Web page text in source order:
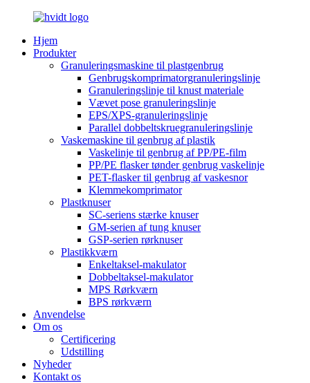
Hjem
Produkter
Granuleringsmaskine til plastgenbrug
Genbrugskomprimatorgranuleringslinje
Granuleringslinje til knust materiale
Vævet pose granuleringslinje
EPS/XPS-granuleringslinje
Parallel dobbeltskruegranuleringslinje
Vaskemaskine til genbrug af plastik
Vaskelinje til genbrug af PP/PE-film
PP/PE flasker tønder genbrug vaskelinje
PET-flasker til genbrug af vaskesnor
Klemmekomprimator
Plastknuser
SC-seriens stærke knuser
GM-serien af tung knuser
GSP-serien rørknuser
Plastikkværn
Enkeltaksel-makulator
Dobbeltaksel-makulator
MPS Rørkværn
BPS rørkværn
Anvendelse
Om os
Certificering
Udstilling
Nyheder
Kontakt os